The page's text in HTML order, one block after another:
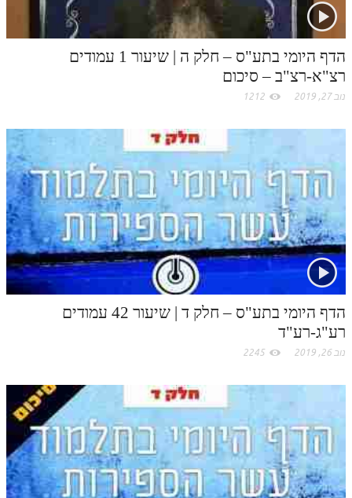
הדף היומי בתע"ס – חלק ה | שיעור 1 עמודים
רצ"א-רצ"ב – סיכום
נוב 27, 2019 1212
הדף היומי בתע"ס – חלק ד | שיעור 42 עמודים
רע"ג-רע"ד
נוב 26, 2019 2245